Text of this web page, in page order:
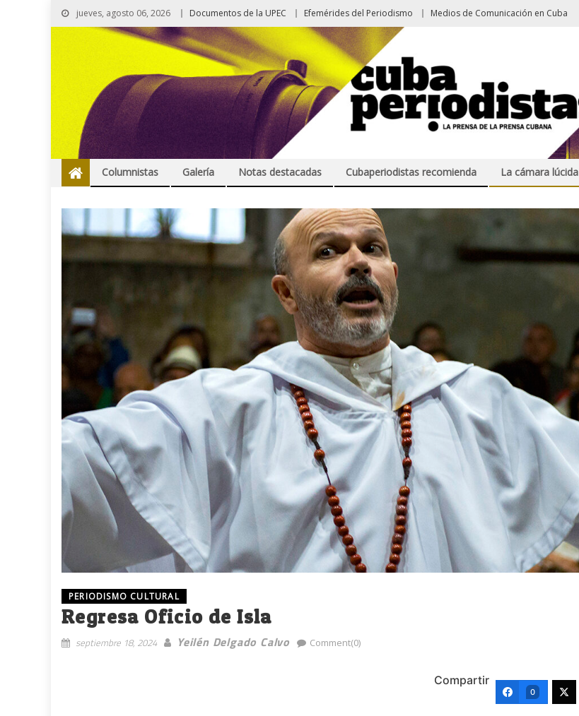
jueves, agosto 06, 2026 Documentos de la UPEC Efemérides del Periodismo Medios de Comunicación en Cuba
Columnistas Galería Notas destacadas Cubaperiodistas recomienda La cámara lúcida
PERIODISMO CULTURAL
Regresa Oficio de Isla
septiembre 18, 2024 Yeilén Delgado Calvo Comment(0)
Compartir
0